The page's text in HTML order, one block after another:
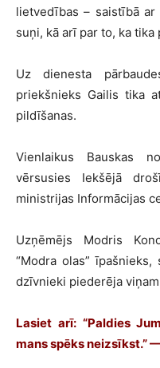
lietvedības – saistībā
suņi, kā arī par to, ka
Uz dienesta
priekšnieks Gailis tika
pildīšanas.
Vienlaikus Bauskas
vērsusies Iekšējā
ministrijas Informācijas
Uzņēmējs Modris
“Modra olas”
dzīvnieki piederēja
Lasiet arī: “Paldies
mans spēks neizsīkst.”